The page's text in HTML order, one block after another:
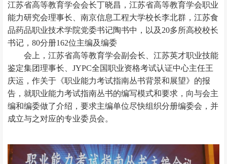
江苏省高等教育学会会长丁晓昌，江苏省高等教育学会职业
能力研究会理事长、南京信息工程大学校长李北群，江苏食
品药品职业技术学院党委书记陶书中，以及20多所高校校长
书记，80分册162位主编及编委
会上，江苏省高等教育学会副会长、江苏英才职业技能
鉴定集团理事长、JYPC全国职业资格考试认证中心主任王
庆运，作关于《职业能力考试指南丛书背景和展望》的报
告，就职业能力考试指南丛书的编写模式和要求，向与会主
编和编委做了介绍，要求主编单位尽快组织分册编委会，并
成立与之对应的专业委员会。